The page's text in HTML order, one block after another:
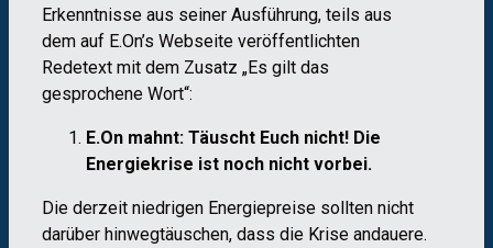
Erkenntnisse aus seiner Ausführung, teils aus
dem auf E.On’s Webseite veröffentlichten
Redetext mit dem Zusatz „Es gilt das
gesprochene Wort“:
E.On mahnt: Täuscht Euch nicht! Die
Energiekrise ist noch nicht vorbei.
Die derzeit niedrigen Energiepreise sollten nicht
darüber hinwegtäuschen, dass die Krise andauere.